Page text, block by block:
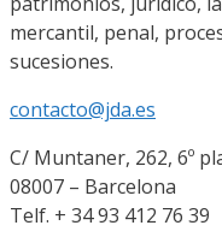
mercantil, penal,
sucesiones.
contacto@jda.es
C/ Muntaner, 262, 6º
08007 – Barcelona
Telf. + 34 93 412 76 39